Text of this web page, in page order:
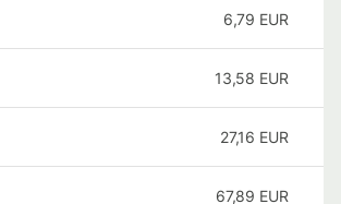
6,79 EUR
13,58 EUR
27,16 EUR
67,89 EUR